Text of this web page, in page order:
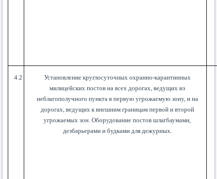
4.2
Установление круглосуточных охранно-карантинных
милицейских постов на всех дорогах, ведущих из
неблагополучного пункта в первую угрожаемую зону, и на
дорогах, ведущих к внешним границам первой и второй
угрожаемых зон. Оборудование постов шлагбаумами,
дезбарьерами и будками для дежурных.